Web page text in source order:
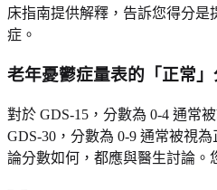
床指南提供解釋，告訴您得分是
症。
老年憂鬱症量表的「正常」
對於 GDS-15，分數為 0-4 通常
GDS-30，分數為 0-9 通常被視
論分數如何，都應與醫生討論。